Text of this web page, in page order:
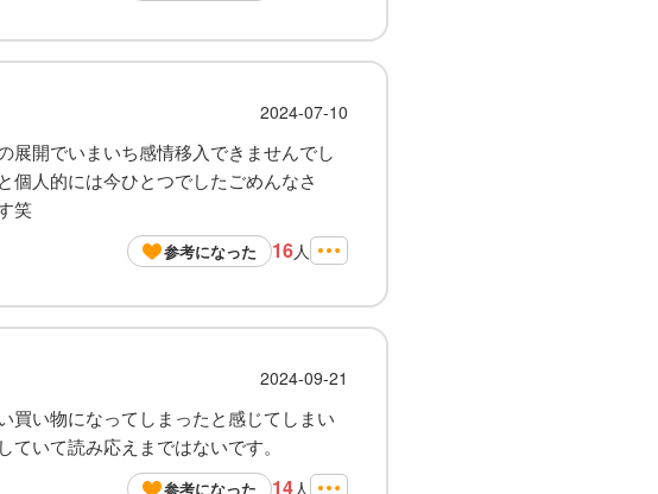
2024-07-10
展開でいまいち感情移入できませんでし
個人的には今ひとつでしたごめんなさ
笑
参考になった 16人
2024-09-21
い物になってしまったと感じてしまい
いて読み応えまではないです。
参考になった 14人